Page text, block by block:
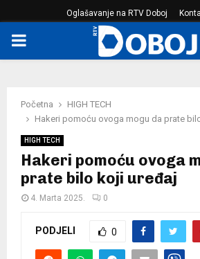
Oglašavanje na RTV Doboj
PRIMARY
Početna
HIGH TECH
Hakeri pomoću ovoga mogu da prate
HIGH TECH
Hakeri pomoću ovoga
prate bilo koji uređaj
4. Marta 2025. 0
PODJELI 0